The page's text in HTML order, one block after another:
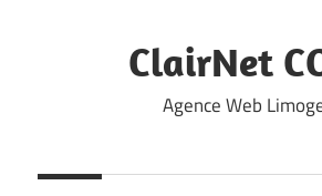
ClairNet
Agence Web